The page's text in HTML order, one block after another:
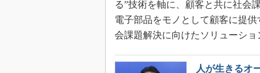
る”技術を軸に、顧客と共に社会
電子部品をモノとして顧客に提
会課題解決に向けたソリューショ
人が生きるオ